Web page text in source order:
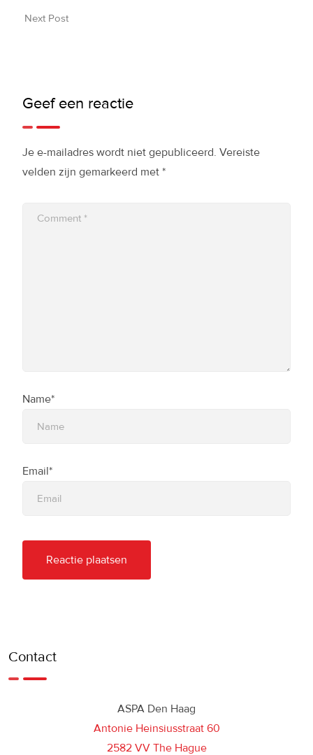
Next Post
Geef een reactie
Je e-mailadres wordt niet gepubliceerd. Vereiste
velden zijn gemarkeerd met *
Name*
Email*
Contact
ASPA Den Haag
Antonie Heinsiusstraat 60
2582 VV The Hague